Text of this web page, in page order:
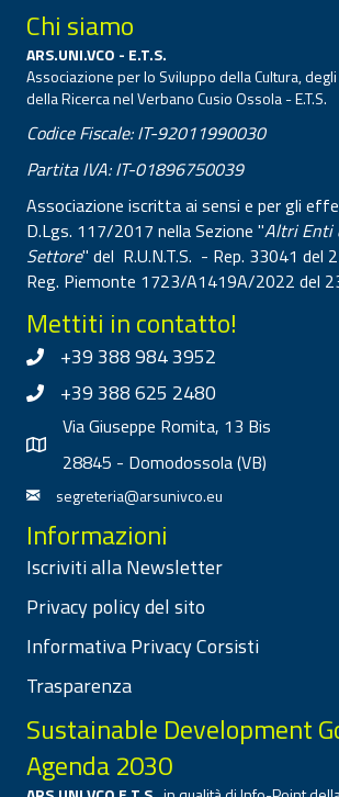
Chi siamo
ARS.UNI.VCO - E.T.S.
Associazione per lo Sviluppo della Cultura,
della Ricerca nel Verbano Cusio Ossola - E.T.S.
Codice Fiscale: IT-92011990030
Partita IVA: IT-01896750039
Associazione iscritta ai sensi e per gli
D.Lgs. 117/2017 nella Sezione "Altri Enti
Settore" del R.U.N.T.S. - Rep. 33041 del
Reg. Piemonte 1723/A1419A/2022 del
Mettiti in contatto!
+39 388 984 3952
+39 388 625 2480
Via Giuseppe Romita, 13 Bis
28845 - Domodossola (VB)
segreteria@arsunivco.eu
Informazioni
Iscriviti alla Newsletter
Privacy policy del sito
Informativa Privacy Corsisti
Trasparenza
Sustainable Development
Agenda 2030